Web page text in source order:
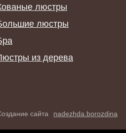
nadezhda.borozdina
сайта
из дерева
люстры
люстры